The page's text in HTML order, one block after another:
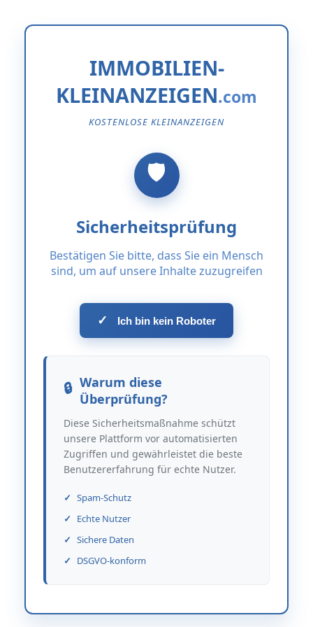
IMMOBILIEN-
KLEINANZEIGEN
KOSTENLOSE KLEINANZEIGEN
Sicherheitsprüfung
Bestätigen Sie bitte, dass Sie ein Mensch
sind, um auf unsere Inhalte zuzugreifen
✓ Ich bin kein Roboter
Warum diese
Überprüfung?
Diese Sicherheitsmaßnahme schützt
unsere Plattform vor automatisierten
Zugriffen und gewährleistet die beste
Benutzererfahrung für echte Nutzer.
Spam-Schutz
Echte Nutzer
Sichere Daten
DSGVO-konform